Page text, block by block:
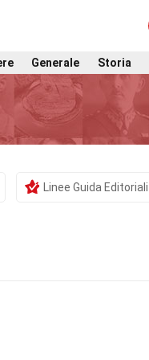
Generale Storia
Linee Guida Editoriali